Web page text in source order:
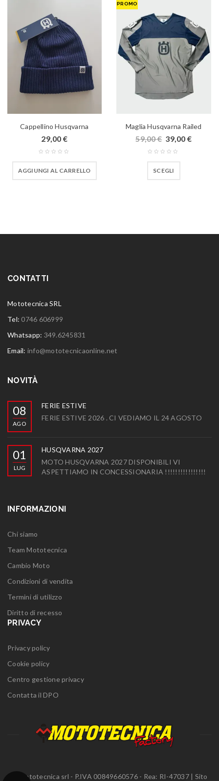
Cappellino Husqvarna
29,00 €
AGGIUNGI AL CARRELLO
PROMO
Maglia Husqvarna Railed
59,00€ 39,00 €
SCEGLI
CONTATTI
Mototecnica SRL
Tel:0746 606999
Whatsapp: 349.6245831
Email: info@mototecnicaonline.net
NOVITÀ
08
AGO
FERIE ESTIVE
FERIE ESTIVE 2026 . CI VEDIAMO IL 24 AGOSTO
01
LUG
HUSQVARNA 2027
MOTO HUSQVARNA 2027 DISPONIBILI VI
ASPETTIAMO IN CONCESSIONARIA !!!!!!!!!!!!!!!!
INFORMAZIONI
Chi siamo
Team Mototecnica
Cambio Moto
Condizioni di vendita
Termini di utilizzo
Diritto di recesso
PRIVACY
Privacy policy
Cookie policy
Centro gestione privacy
Contatta il DPO
© Mototecnica srl - P.IVA 00849660576 - Rea: RI-47037 | Sito